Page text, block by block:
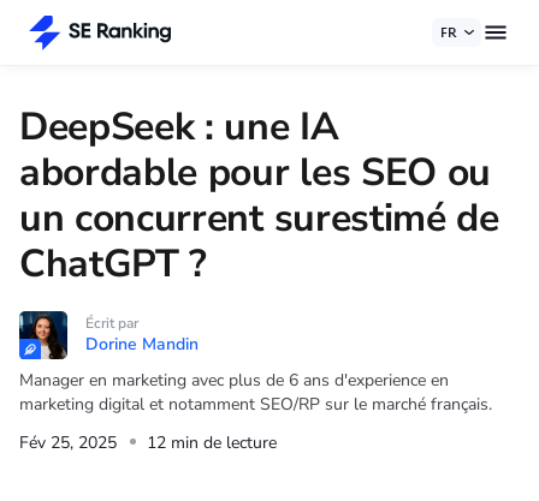
FR
DeepSeek : une IA
abordable pour les SEO ou
un concurrent surestimé de
ChatGPT ?
Écrit par
Dorine Mandin
Manager en marketing avec plus de 6 ans d'experience en
marketing digital et notamment SEO/RP sur le marché français.
Fév 25, 2025
12 min de lecture